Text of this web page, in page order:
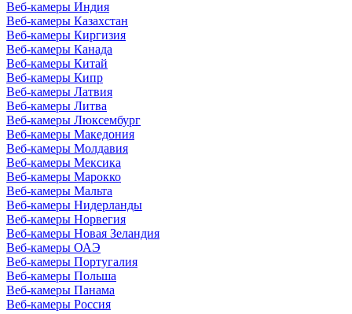
Веб-камеры Индия
Веб-камеры Казахстан
Веб-камеры Киргизия
Веб-камеры Канада
Веб-камеры Китай
Веб-камеры Кипр
Веб-камеры Латвия
Веб-камеры Литва
Веб-камеры Люксембург
Веб-камеры Македония
Веб-камеры Молдавия
Веб-камеры Мексика
Веб-камеры Марокко
Веб-камеры Мальта
Веб-камеры Нидерланды
Веб-камеры Норвегия
Веб-камеры Новая Зеландия
Веб-камеры ОАЭ
Веб-камеры Португалия
Веб-камеры Польша
Веб-камеры Панама
Веб-камеры Россия